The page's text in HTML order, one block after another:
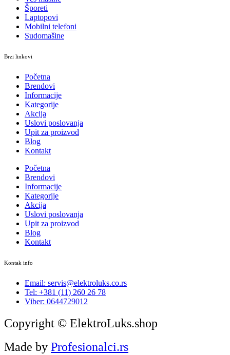
Šporeti
Laptopovi
Mobilni telefoni
Sudomašine
Brzi linkovi
Početna
Brendovi
Informacije
Kategorije
Akcija
Uslovi poslovanja
Upit za proizvod
Blog
Kontakt
Početna
Brendovi
Informacije
Kategorije
Akcija
Uslovi poslovanja
Upit za proizvod
Blog
Kontakt
Kontak info
Email: servis@elektroluks.co.rs
Tel: +381 (11) 260 26 78
Viber: 0644729012
Copyright © ElektroLuks.shop
Made by Profesionalci.rs